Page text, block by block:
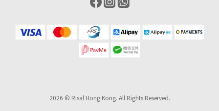
2026 © Risal Hong Kong. All Rights Reserved.